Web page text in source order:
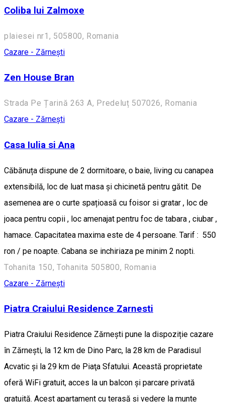
Coliba lui Zalmoxe
plaiesei nr1, 505800, Romania
Cazare - Zărnești
Zen House Bran
Strada Pe Țarină 263 A, Predeluț 507026, Romania
Cazare - Zărnești
Casa Iulia si Ana
Căbănuța dispune de 2 dormitoare, o baie, living cu canapea
extensibilă, loc de luat masa și chicinetă pentru gătit. De
asemenea are o curte spațioasă cu foisor si gratar , loc de
joaca pentru copii , loc amenajat pentru foc de tabara , ciubar ,
hamace. Capacitatea maxima este de 4 persoane. Tarif : 550
ron / pe noapte. Cabana se inchiriaza pe minim 2 nopti.
Tohanita 150, Tohanita 505800, Romania
Cazare - Zărnești
Piatra Craiului Residence Zarnesti
Piatra Craiului Residence Zărnești pune la dispoziție cazare
în Zărneşti, la 12 km de Dino Parc, la 28 km de Paradisul
Acvatic și la 29 km de Piaţa Sfatului. Această proprietate
oferă WiFi gratuit, acces la un balcon și parcare privată
gratuită. Acest apartament cu terasă și vedere la munte